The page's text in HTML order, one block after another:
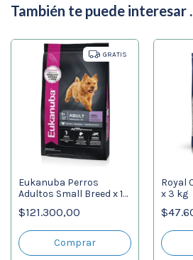
También te puede interesar
GRATIS
Eukanuba Perros
Adultos Small Breed x 15
kg
$121.300,00
Royal
x 3 kg